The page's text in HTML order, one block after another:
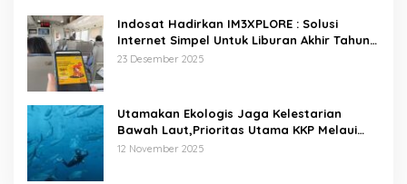
Indosat Hadirkan IM3XPLORE : Solusi
Internet Simpel Untuk Liburan Akhir Tahun
Ke Destinasi Wisata Domestik Dan Trip Luar
23 Desember 2025
Utamakan Ekologis Jaga Kelestarian
Bawah Laut,Prioritas Utama KKP Melaui
Pariwisata Laut Diving Jadi Ekonomi Biru
12 November 2025